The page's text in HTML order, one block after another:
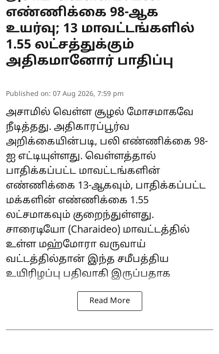
எண்ணிக்கை 98-ஆக
உயர்வு; 13 மாவட்டங்களில்
1.55 லட்சத்துக்கும்
அதிகமானோர் பாதிப்பு
Published on: 07 Aug 2026, 7:59 pm
அசாமில் வெள்ள சூழல் மோசமாகவே
நீடித்தது. அதிகாரப்பூர்வ
அறிக்கையின்படி, பலி எண்ணிக்கை 98-
ஐ எட்டியுள்ளது. வெள்ளத்தால்
பாதிக்கப்பட்ட மாவட்டங்களின்
எண்ணிக்கை 13-ஆகவும், பாதிக்கப்பட்ட
மக்களின் எண்ணிக்கை 1.55
லட்சமாகவும் குறைந்துள்ளது.
சாரைடியோ (Charaideo) மாவட்டத்தில்
உள்ள மஹ்மோரா வருவாய்
வட்டத்தில்தான் இந்த சமீபத்திய
உயிரிழப்பு பதிவாகி இருப்பதாக
Read More